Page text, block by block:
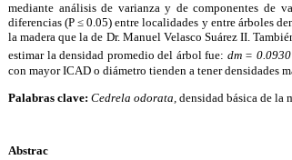
mediante análisis de varianza y de componentes de
diferencias (P ≤ 0.05) entre localidades y entre árboles
la madera que la de Dr. Manuel Velasco Suárez II.
estimar la densidad promedio del árbol fue: dm =
con mayor ICAD o diámetro tienden a tener densidades
Palabras clave: Cedrela odorata, densidad básica de la
Abstrac